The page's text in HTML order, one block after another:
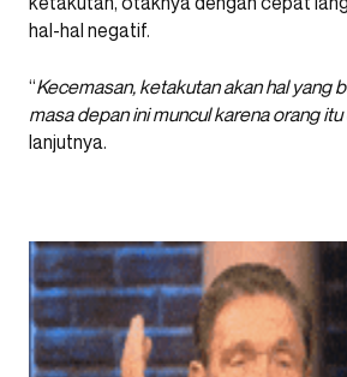
hal-hal negatif.
“Kecemasan, ketakutan akan hal yang
masa depan ini muncul karena orang
lanjutnya.